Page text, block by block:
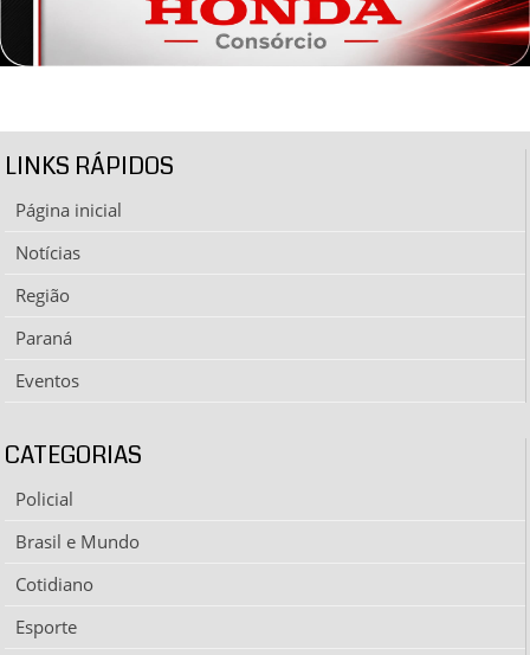
LINKS RÁPIDOS
Página inicial
Notícias
Região
Paraná
Eventos
CATEGORIAS
Policial
Brasil e Mundo
Cotidiano
Esporte